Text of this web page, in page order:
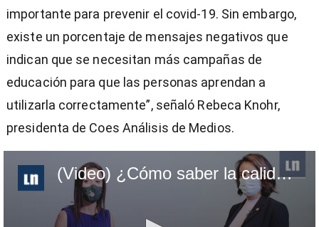
importante para prevenir el covid-19. Sin embargo,
existe un porcentaje de mensajes negativos que
indican que se necesitan más campañas de
educación para que las personas aprendan a
utilizarla correctamente”, señaló Rebeca Knohr,
presidenta de Coes Análisis de Medios.
(Video) ¿Cómo saber la calidad de una mascarilla?